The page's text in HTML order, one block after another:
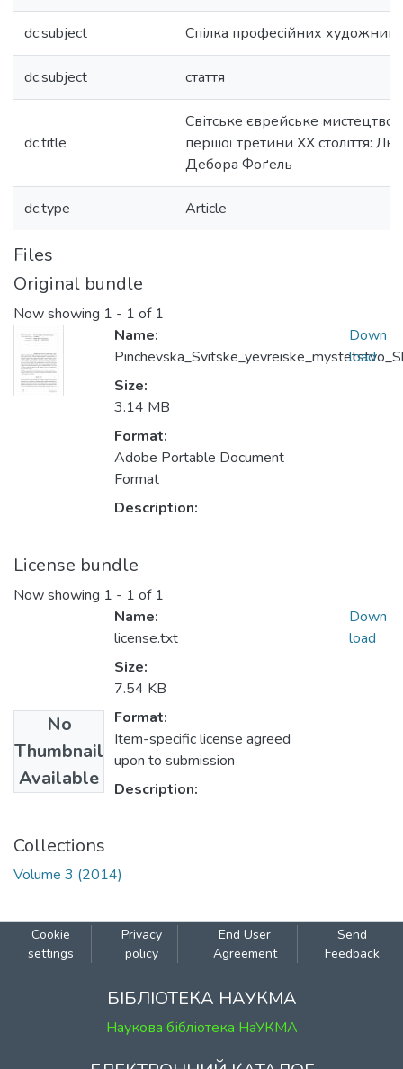
dc.subject Спілка професійних
dc.subject стаття
dc.title
Світське єврейське мистецтво
першої третини ХХ століття:
Дебора Фоґель
dc.type Article
Files
Original bundle
Now showing 1 - 1 of 1
Name:
Size:
3.14 MB
Format:
Adobe Portable Document
Format
Description:
Down
load
License bundle
Now showing 1 - 1 of 1
No
Thumbnail
Available
Name:
license.txt
Size:
7.54 KB
Format:
Item-specific license agreed
upon to submission
Description:
Down
load
Collections
Volume 3 (2014)
Cookie
settings
Privacy
policy
End User
Agreement
Send
Feedback
БІБЛІОТЕКА НАУКМА
Наукова бібліотека НаУКМА